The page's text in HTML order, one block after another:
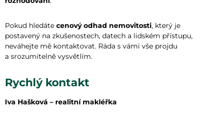
Pokud hledáte cenový odhad nemovitosti, který je
postavený na zkušenostech, datech a lidském přístupu,
neváhejte mě kontaktovat. Ráda s vámi vše projdu
a srozumitelně vysvětlím.
Rychlý kontakt
Iva Hašková – realitní makléřka